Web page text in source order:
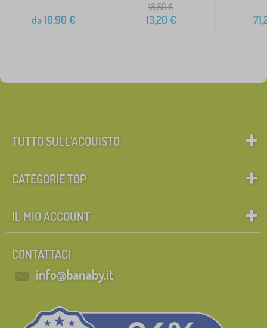
da10,90 €
18,50€
13,20 €
TUTTO SULL’ACQUISTO
CATEGORIE TOP
IL MIO ACCOUNT
CONTATTACI
info@banaby.it